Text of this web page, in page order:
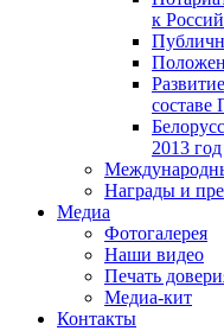
к
составе
2013 год
Награды и
Медиа
Фотогалерея
Наши видео
Печать
Медиа-кит
Контакты